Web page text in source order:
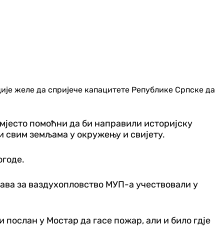
желе да спријече капацитете Републике Српске да
помоћни да би направили историјску
свим земљама у окружењу и свијету.
за ваздухопловство МУП-а учествовали у
послан у Мостар да гасе пожар, али и било гд‌је